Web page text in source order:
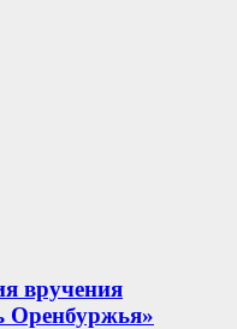
вручения
Оренбуржья»